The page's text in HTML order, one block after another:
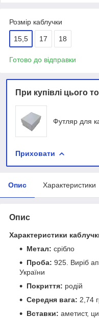
Розмір каблучки
15,5 17 18
Готово до відправки
При купівлі цього
Футляр для
Приховати
Опис Характеристики
Опис
Характеристики
Метал: срібло
Проба: 925. Виріб
України
Покриття: родій
Середня вага: 2,74
Вставки: аметист,